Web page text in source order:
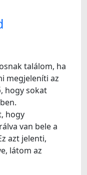
találom, ha
megjeleníti az
hogy sokat
hogy
van bele a
azt jelenti,
látom az